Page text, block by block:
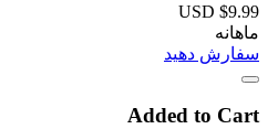
$9.99 USD
ماهانه
سفارش دهید
Added to Cart